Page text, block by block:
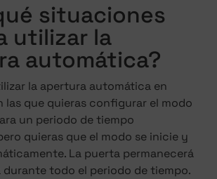
situaciones
utilizar la
automática?
la apertura automática en
las que quieras configurar el modo
un periodo de tiempo
quieras que el modo se inicie y
La puerta permanecerá
durante todo el periodo de tiempo.